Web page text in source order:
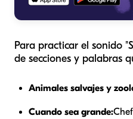
Para practicar el sonido
de secciones y palabras
Animales salvajes y
Cuando sea grande: